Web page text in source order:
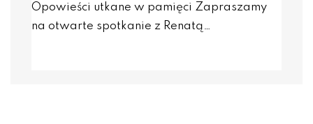
Opowieści utkane w pamięci Zapraszamy
na otwarte spotkanie z Renatą…